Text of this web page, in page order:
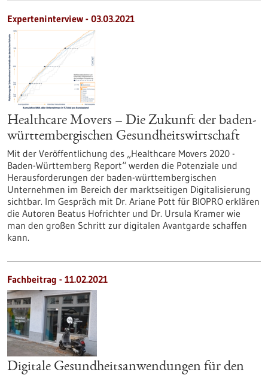
Experteninterview - 03.03.2021
Healthcare Movers – Die Zukunft der baden-
württembergischen Gesundheitswirtschaft
Mit der Veröffentlichung des „Healthcare Movers 2020 -
Baden-Württemberg Report“ werden die Potenziale und
Herausforderungen der baden-württembergischen
Unternehmen im Bereich der marktseitigen Digitalisierung
sichtbar. Im Gespräch mit Dr. Ariane Pott für BIOPRO erklären
die Autoren Beatus Hofrichter und Dr. Ursula Kramer wie
man den großen Schritt zur digitalen Avantgarde schaffen
kann.
Fachbeitrag - 11.02.2021
Digitale Gesundheitsanwendungen für den